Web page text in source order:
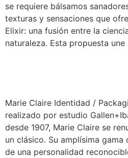
se requiere bálsamos
texturas y sensaciones que
Elixir: una fusión entre la
naturaleza. Esta propuesta
Marie Claire Identidad /
realizado por estudio
desde 1907, Marie Claire se
un clásico. Su amplísima
de una personalidad